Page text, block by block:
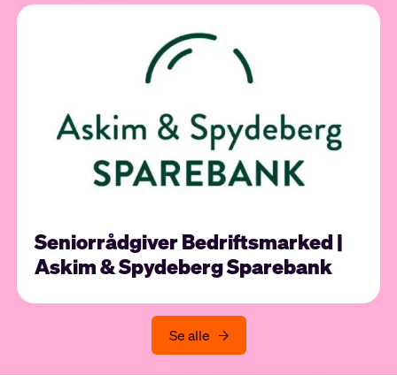
Seniorrådgiver Bedriftsmarked |
Askim & Spydeberg Sparebank
Se alle